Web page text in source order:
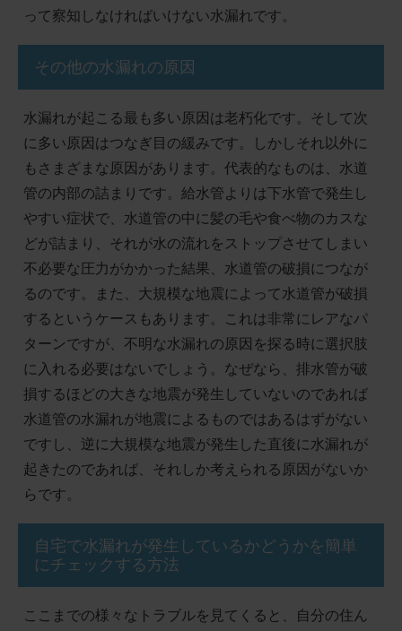
って察知しなければいけない水漏れです。
その他の水漏れの原因
水漏れが起こる最も多い原因は老朽化です。そして次
に多い原因はつなぎ目の緩みです。しかしそれ以外に
もさまざまな原因があります。代表的なものは、水道
管の内部の詰まりです。給水管よりは下水管で発生し
やすい症状で、水道管の中に髪の毛や食べ物のカスな
どが詰まり、それが水の流れをストップさせてしまい
不必要な圧力がかかった結果、水道管の破損につなが
るのです。また、大規模な地震によって水道管が破損
するというケースもあります。これは非常にレアなパ
ターンですが、不明な水漏れの原因を探る時に選択肢
に入れる必要はないでしょう。なぜなら、排水管が破
損するほどの大きな地震が発生していないのであれば
水道管の水漏れが地震によるものではあるはずがない
ですし、逆に大規模な地震が発生した直後に水漏れが
起きたのであれば、それしか考えられる原因がないか
らです。
自宅で水漏れが発生しているかどうかを簡単
にチェックする方法
ここまでの様々なトラブルを見てくると、自分の住ん